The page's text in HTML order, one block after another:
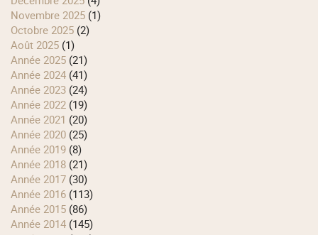
novembre 2025 (1)
octobre 2025 (2)
août 2025 (1)
année 2025 (21)
année 2024 (41)
année 2023 (24)
année 2022 (19)
année 2021 (20)
année 2020 (25)
année 2019 (8)
année 2018 (21)
année 2017 (30)
année 2016 (113)
année 2015 (86)
année 2014 (145)